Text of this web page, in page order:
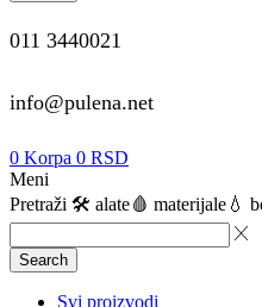
011 3440021
info@pulena.net
0 Korpa 0 RSD
Meni
Pretraži 🛠️ alate🩸 materijale 💧
Search
Svi proizvodi